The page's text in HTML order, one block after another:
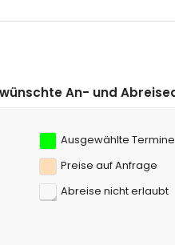
klicken!
Ausgewählte Termine
Preise auf Anfrage
Abreise nicht erlaubt